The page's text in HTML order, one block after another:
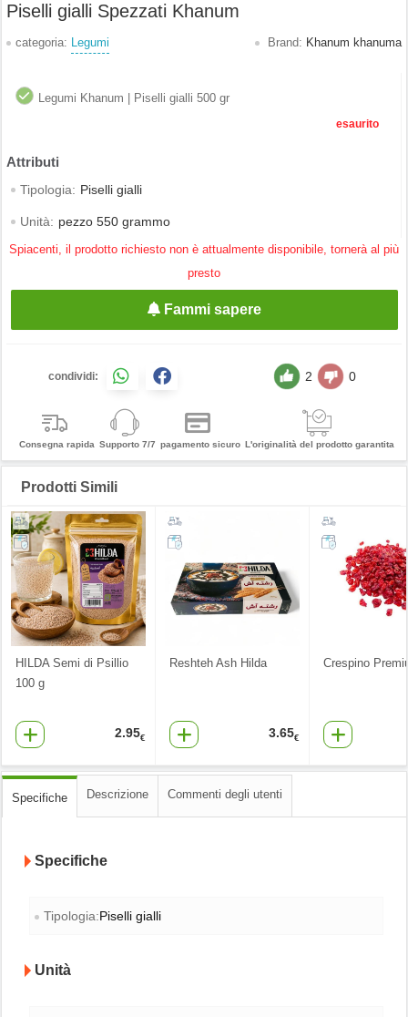
Piselli gialli Spezzati Khanum
categoria: Legumi Brand: Khanum khanuma
Legumi Khanum | Piselli gialli 500 gr
esaurito
Tipologia: Piselli gialli
Unità: pezzo 550 grammo
Spiacenti, il prodotto richiesto non è attualmente disponibile, tornerà al più
presto
Fammi sapere
condividi: 2 0
Consegna rapida Supporto 7/7 pagamento sicuro L'originalità del prodotto garantita
Prodotti Simili
HILDA Semi di Psillio
100 g
2.95€
Reshteh Ash Hilda
3.65€
Crespino
Specifiche Descrizione Commenti degli utenti
Specifiche
Tipologia:Piselli gialli
Unità